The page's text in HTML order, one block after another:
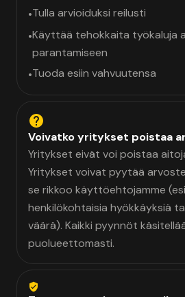
•Tulla arvioiduksi reilusti
•Käyttää tehokkaita työkaluja
parantamiseen
•Tuoda esiin vahvuutensa
Voivatko yritykset poistaa
Yritykset eivät voi poistaa
Yritykset voivat pyytää
se rikkoo käyttöehtojamme
henkilökohtaisia hyökkäyksiä
väärä). Kaikki pyynnöt
puolueettomasti.